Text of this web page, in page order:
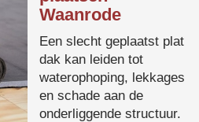
Waanrode
Een slecht geplaatst plat
dak kan leiden tot
waterophoping, lekkages
en schade aan de
onderliggende structuur.